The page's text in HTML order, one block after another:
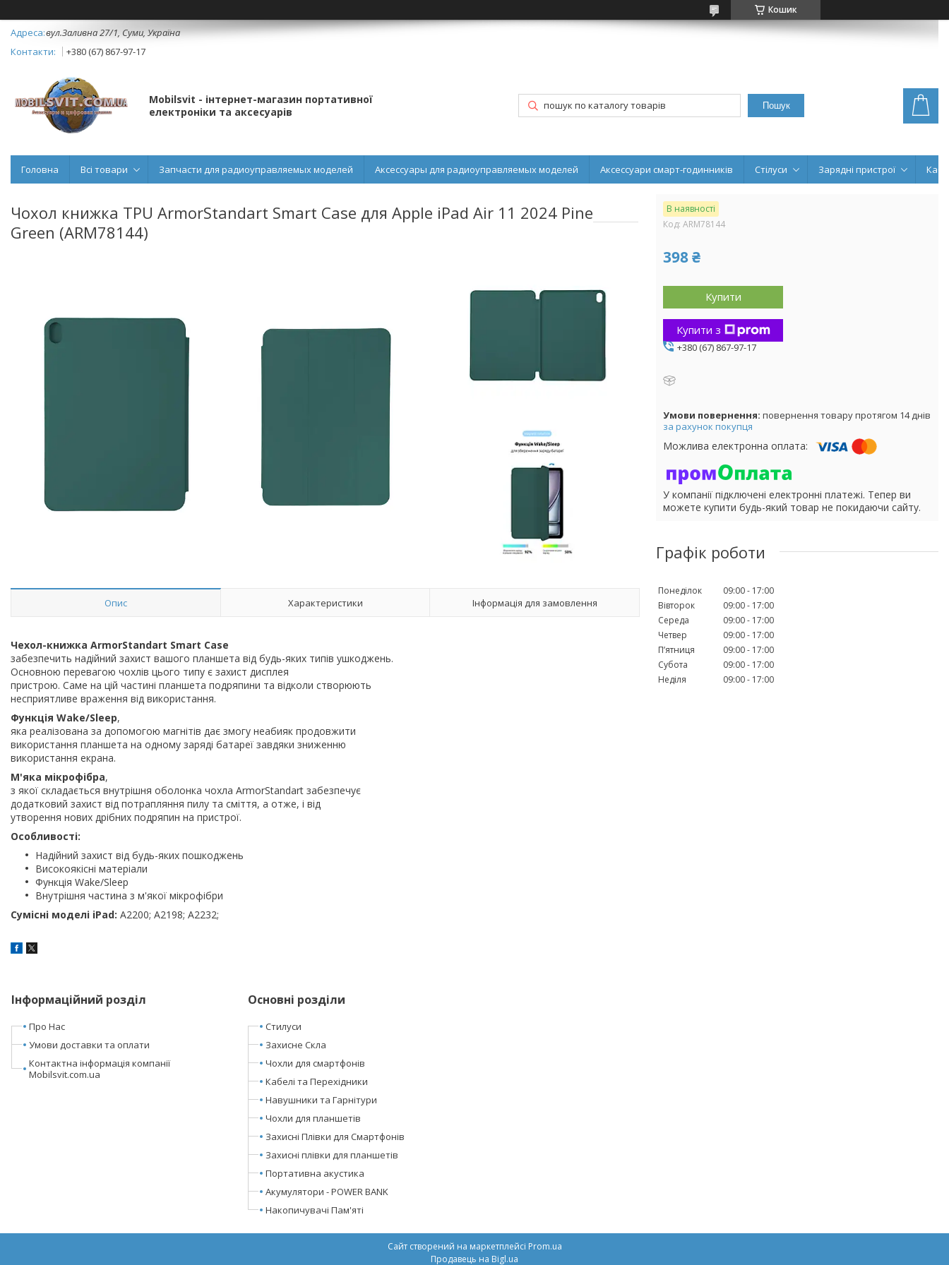
Кошик
вул.Заливна 27/1, Суми, Україна
+380 (67) 867-97-17
Mobilsvit - інтернет-магазин портативної
електроніки та аксесуарів
Пошук
Головна Всі товари Запчасти для радиоуправляемых моделей Аксессуары для радиоуправляемых моделей Аксессуари смарт-годинників Стілуси Зарядні пристрої
Чохол книжка TPU ArmorStandart Smart Case для Apple iPad Air 11 2024 Pine
Green (ARM78144)
Опис Характеристики Інформація для замовлення
Чехол-книжка ArmorStandart Smart Case
забезпечить надійний захист вашого планшета від будь-яких типів ушкоджень.
Основною перевагою чохлів цього типу є захист дисплея
пристрою. Саме на цій частині планшета подряпини та відколи створюють
несприятливе враження від використання.
Функція Wake/Sleep,
яка реалізована за допомогою магнітів дає змогу неабияк продовжити
використання планшета на одному заряді батареї завдяки зниженню
використання екрана.
М'яка мікрофібра,
з якої складається внутрішня оболонка чохла ArmorStandart забезпечує
додатковий захист від потрапляння пилу та сміття, а отже, і від
утворення нових дрібних подряпин на пристрої.
Особливості:
Надійний захист від будь-яких пошкоджень
Високоякісні матеріали
Функція Wake/Sleep
Внутрішня частина з м'якої мікрофібри
Сумісні моделі iPad: A2200; A2198; A2232;
В наявності
Код: ARM78144
398 ₴
Купити
Купити з
+380 (67) 867-97-17
повернення товару протягом 14 днів
за рахунок покупця
У компанії підключені електронні платежі. Тепер ви
можете купити будь-який товар не покидаючи сайту.
Графік роботи
Понеділок 09:00
17:00
Вівторок
09:00
17:00
Середа
09:00
17:00
Четвер
09:00
17:00
Пʼятниця
09:00
17:00
Субота
09:00
17:00
Неділя
09:00 17:00
Інформаційний розділ
Про Нас
Умови доставки та оплати
Контактна інформація компанії
Mobilsvit.com.ua
Основні розділи
Стилуси
Захисне Скла
Чохли для смартфонів
Кабелі та Перехідники
Навушники та Гарнітури
Чохли для планшетів
Захисні Плівки для Смартфонів
Захисні плівки для планшетів
Портативна акустика
Акумулятори - POWER BANK
Накопичувачі Пам'яті
Сайт створений на маркетплейсі Prom.ua
Продавець на Bigl.ua